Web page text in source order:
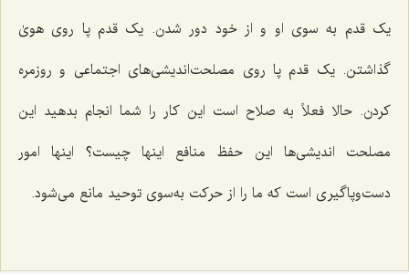
یک قدم به سوی او و از خود دور شدن. یک قدم پا روی هویٰ
گذاشتن. یک قدم پا روی مصلحت‌اندیشی‌های اجتماعی و روزمره
کردن. حالا فعلاً به صلاح است این کار را شما انجام بدهید این
مصلحت اندیشی‌ها این حفظ منافع اینها چیست؟ اینها امور
دست‌وپاگیری است که ما را از حرکت به‌سوی توحید مانع می‌شود.